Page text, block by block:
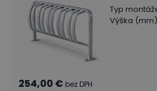
Typ
Výška (mm)
254,00 € bez DPH